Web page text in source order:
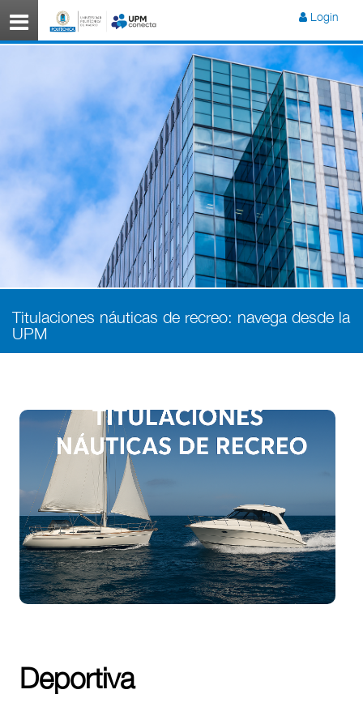
Menú Login
Titulaciones náuticas de recreo: navega desde la
UPM
Deportiva